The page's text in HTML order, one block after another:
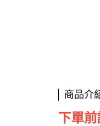
商品介
下單